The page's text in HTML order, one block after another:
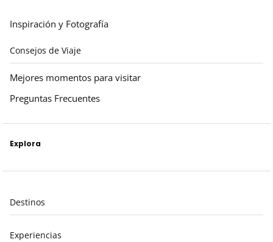
Inspiración y Fotografía
Consejos de Viaje
Mejores momentos para visitar
Preguntas Frecuentes
Explora
Destinos
Experiencias